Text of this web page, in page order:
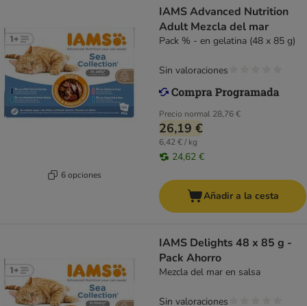
6 opciones
IAMS Advanced Nutrition
Adult Mezcla del mar
Pack % - en gelatina (48 x 85 g)
Precio normal 28,76 €
26,19 €
6,42 € / kg
24,62 €
Sin valoraciones
Añadir a la cesta
IAMS Delights 48 x 85 g -
Pack Ahorro
Mezcla del mar en salsa
Sin valoraciones